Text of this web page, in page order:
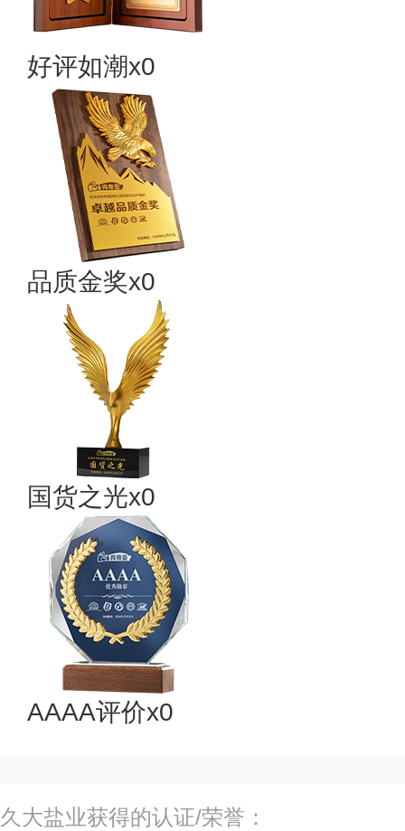
好评如潮x0
品质金奖x0
国货之光x0
AAAA评价x0
久大盐业获得的认证/荣誉：